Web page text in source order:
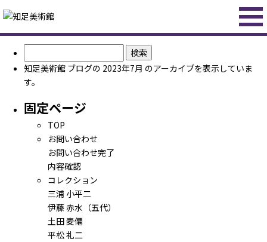
索:
知足美術館 ブログの 2023年7月 のアーカイブを表示していま
す。
固定ページ
TOP
お問い合わせ
お問い合わせ完了
内容確認
コレクション
三浦 小平二
伊藤 赤水（五代）
土田 麦僊
平松 礼二